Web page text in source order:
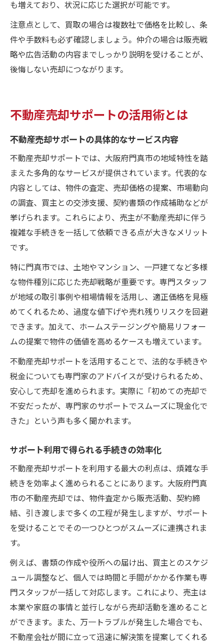
も増えており、状況に応じた選択が可能です。
注意点として、買取の場合は複数社で価格を比較し、条
件や手数料も必ず確認しましょう。仲介の場合は販売戦
略や広告活動の内容までしっかり説明を受けることが、
後悔しない売却につながります。
不動産売却サポートの活用術とは
不動産売却サポートの具体的なサービス内容
不動産売却サポートでは、大阪府門真市の地域特性を踏
まえた多角的なサービスが提供されています。代表的な
内容としては、物件の査定、売却価格の提案、市場動向
の調査、買主との交渉支援、契約書類の作成補助などが
挙げられます。これらにより、売主が不動産売却に伴う
複雑な手続きを一括して依頼できる点が大きなメリット
です。
特に門真市では、土地やマンション、一戸建てなど多様
な物件種別に応じた売却戦略が重要です。専門スタッフ
が地域の取引事例や相場情報を活用し、適正価格を見極
めてくれるため、過度な値下げや売れ残りリスクを回避
できます。加えて、ホームステージングや簡易リフォー
ムの提案で物件の価値を高めるケースも増えています。
不動産売却サポートを活用することで、法的な手続きや
税金についても専門家のアドバイスが受けられるため、
安心して売却を進められます。実際に「初めての売却で
不安だったが、専門家のサポートでスムーズに現金化で
きた」という声も多く聞かれます。
サポート利用で得られる手続きの効率化
不動産売却サポートを利用する最大の利点は、煩雑な手
続きを効率よく進められることにあります。大阪府門真
市の不動産売却では、物件査定から販売活動、契約締
結、引き渡しまで多くの工程が発生しますが、サポート
を受けることでその一つひとつがスムーズに連携されま
す。
例えば、書類の作成や役所への届け出、買主とのスケジ
ュール調整など、個人では時間と手間がかかる作業も専
門スタッフが一括して対応します。これにより、売主は
本業や家庭の事情と並行しながら売却活動を進めること
ができます。また、万一トラブルが発生した場合でも、
不動産会社が間に立って迅速に解決策を提案してくれる